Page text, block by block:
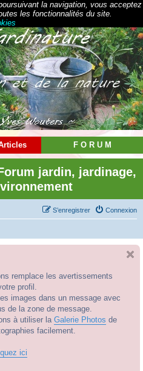
la navigation, vous acceptez
les fonctionnalités du site.
F O R U M
jardin, jardinage,
Connexion
S’enregistrer
remplace les avertissements
profil.
images dans un message avec
de la zone de message.
à utiliser la Galerie Photos de
facilement.
ici